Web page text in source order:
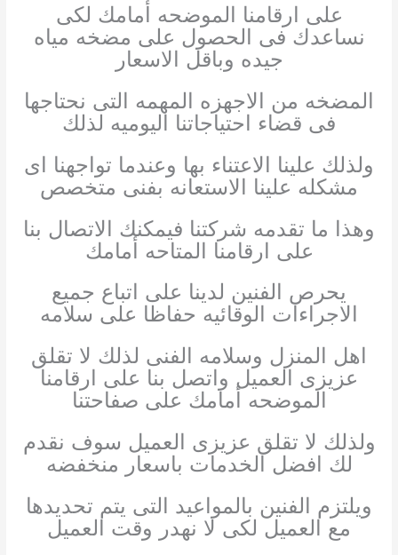
على ارقامنا الموضحه أمامك لكى
نساعدك فى الحصول على مضخه مياه
جيده وباقل الاسعار
المضخه من الاجهزه المهمه التى نحتاجها
فى قضاء احتياجاتنا اليوميه لذلك
ولذلك علينا الاعتناء بها وعندما تواجهنا اى
مشكله علينا الاستعانه بفنى متخصص
وهذا ما تقدمه شركتنا فيمكنك الاتصال بنا
على ارقامنا المتاحه أمامك
يحرص الفنين لدينا على اتباع جميع
الاجراءات الوقائيه حفاظا على سلامه
اهل المنزل وسلامه الفنى لذلك لا تقلق
عزيزى العميل واتصل بنا على ارقامنا
الموضحه أمامك على صفاحتنا
ولذلك لا تقلق عزيزى العميل سوف نقدم
لك افضل الخدمات باسعار منخفضه
ويلتزم الفنين بالمواعيد التى يتم تحديدها
مع العميل لكى لا نهدر وقت العميل